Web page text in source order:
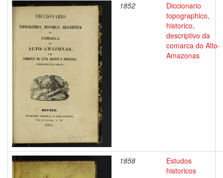
1852
Diccionario
topographico,
historico,
descriptivo da
comarca do Alto-
Amazonas
1858
Estudos
historicos